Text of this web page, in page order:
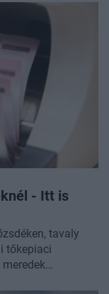
egyre inkább
Az eufória helyét
másnapos
már nincs
emelkedés
tapasztalható a
a
- Itt is
tavaly
tőkepiaci